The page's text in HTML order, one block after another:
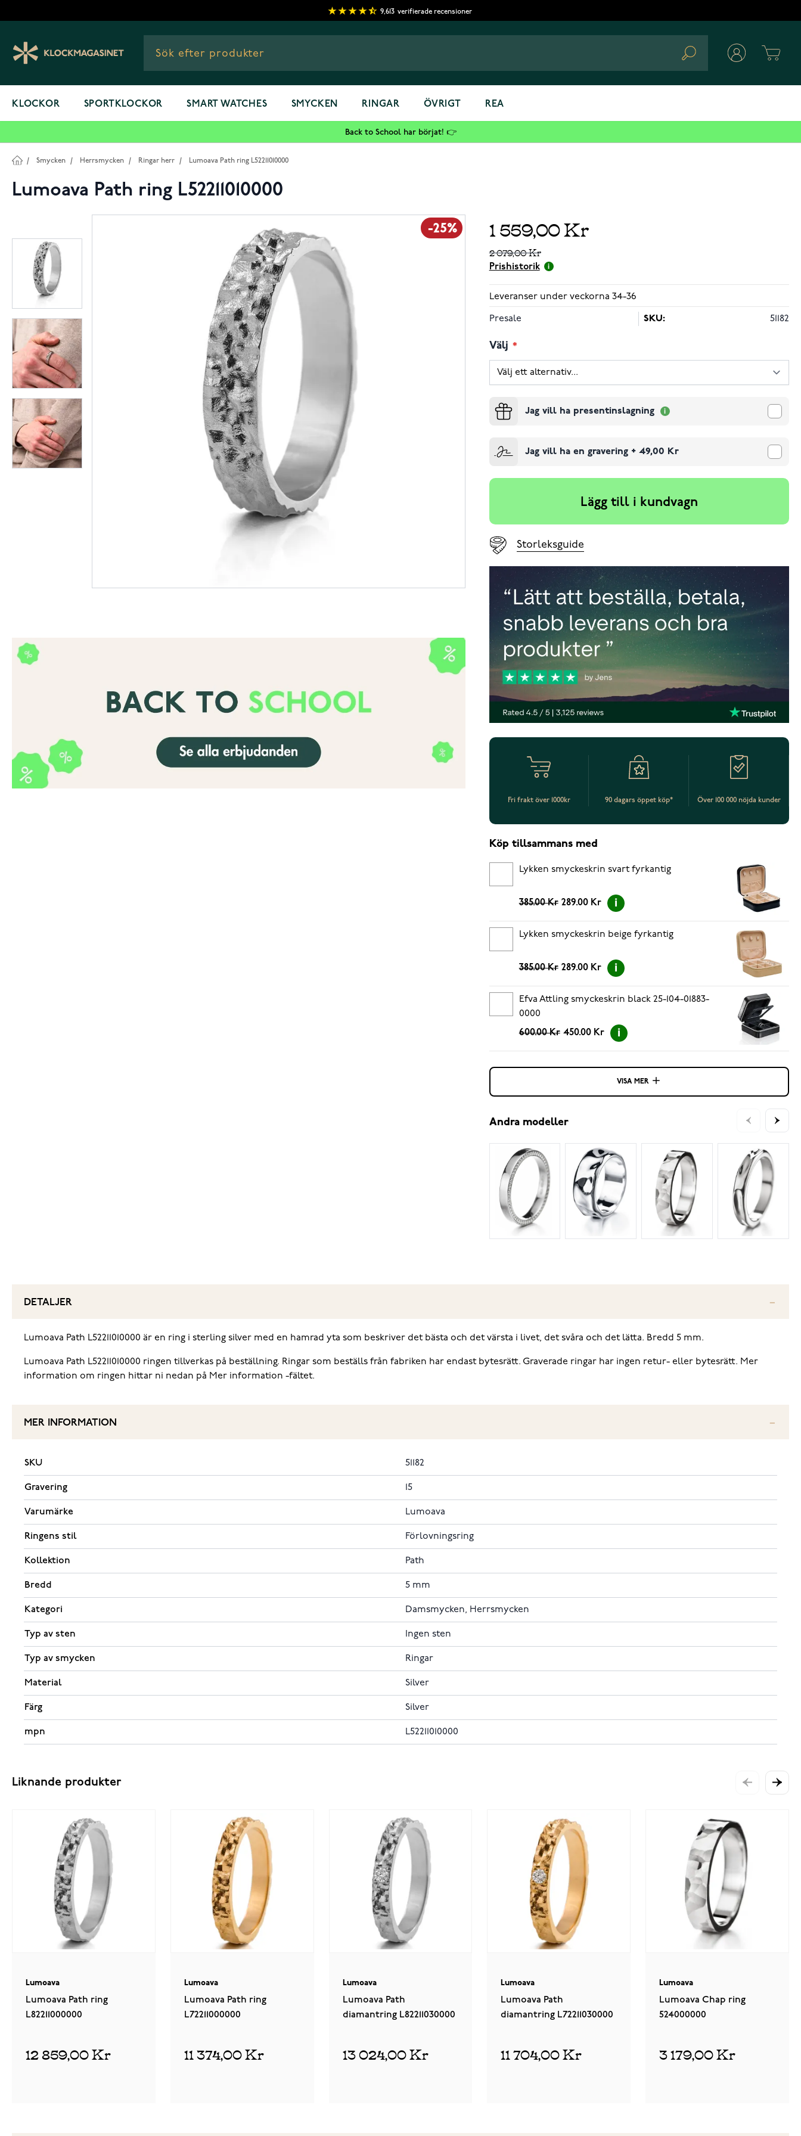
9,613 verifierade recensioner
Search
KLOCKOR SPORTKLOCKOR SMART WATCHES SMYCKEN RINGAR ÖVRIGT REA
Back to School har börjat! 👉
/ Smycken / Herrsmycken / Ringar herr / Lumoava Path ring L52211010000
Lumoava Path ring L52211010000
-25% 1 559,00 Kr
2 079,00 Kr
Prishistorik
Leveranser under veckorna 34-36
Presale SKU: 51182
Välj
Jag vill ha presentinslagning
Jag vill ha en gravering+ 49,00 Kr
Lägg till i kundvagn
Storleksguide
Fri frakt över 1000kr 90 dagars öppet köp* Över 100 000 nöjda kunder
Köp tillsammans med
Lykken smyckeskrin svart fyrkantig
385.00 Kr 289.00 Kr
Lykken smyckeskrin beige fyrkantig
385.00 Kr 289.00 Kr
Efva Attling smyckeskrin black 25-104-01883-
0000
600.00 Kr 450.00 Kr
VISA MER
Andra modeller
DETALJER
Lumoava Path L52211010000 är en ring i sterling silver med en hamrad yta som beskriver det bästa och det värsta i livet, det svåra och det lätta. Bredd 5 mm.
Lumoava Path L52211010000 ringen tillverkas på beställning. Ringar som beställs från fabriken har endast bytesrätt. Graverade ringar har ingen retur- eller bytesrätt. Mer
information om ringen hittar ni nedan på Mer information -fältet.
MER INFORMATION
SKU 51182
Gravering 15
Varumärke Lumoava
Ringens stil Förlovningsring
Kollektion Path
Bredd 5 mm
Kategori Damsmycken, Herrsmycken
Typ av sten Ingen sten
Typ av smycken Ringar
Material Silver
Färg Silver
mpn L52211010000
Liknande produkter
Lumoava
Lumoava Path ring
L82211000000
12 859,00 Kr
Lumoava
Lumoava Path ring
L72211000000
11 374,00 Kr
Lumoava
Lumoava Path
diamantring L82211030000
13 024,00 Kr
Lumoava
Lumoava Path
diamantring L72211030000
11 704,00 Kr
Lumoava
Lumoava Chap ring
524000000
3 179,00 Kr